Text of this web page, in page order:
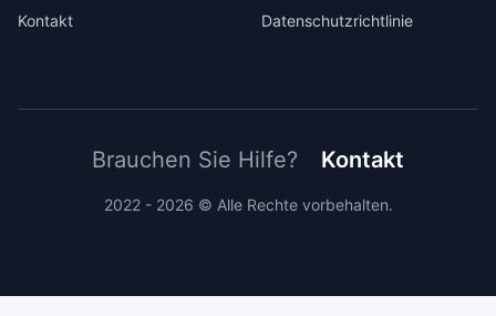
Kontakt
Datenschutzrichtlinie
Brauchen Sie Hilfe? Kontakt
2022 - 2026 © Alle Rechte vorbehalten.